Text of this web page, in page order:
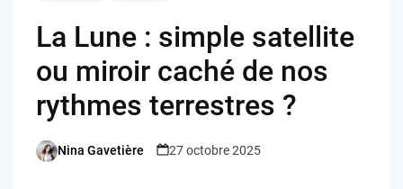
La Lune : simple satellite
ou miroir caché de nos
rythmes terrestres ?
Posted
Nina Gavetière 27 octobre 2025